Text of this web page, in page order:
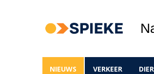
NIEUWS VERKEER